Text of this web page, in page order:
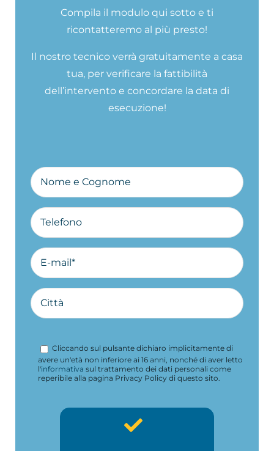
Compila il modulo qui sotto e ti
ricontatteremo al più presto!
Il nostro tecnico verrà gratuitamente a casa
tua, per verificare la fattibilità
dell’intervento e concordare la data di
esecuzione!
Cliccando sul pulsante dichiaro implicitamente di
avere un'età non inferiore ai 16 anni, nonché di aver letto
l'informativa sul trattamento dei dati personali come
reperibile alla pagina Privacy Policy di questo sito.